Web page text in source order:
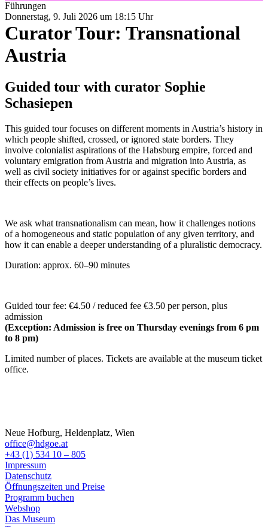
Führungen
Donnerstag, 9. Juli 2026 um 18:15 Uhr
Curator Tour: Transnational
Austria
Guided tour with curator Sophie
Schasiepen
This guided tour focuses on different moments in Austria’s history in
which people shifted, crossed, or ignored state borders. They
involve colonialist aspirations of the Habsburg empire, forced and
voluntary emigration from Austria and migration into Austria, as
well as civil society initiatives for or against specific borders and
their effects on people’s lives.
We ask what transnationalism can mean, how it challenges notions
of a homogeneous and static population of any given territory, and
how it can enable a deeper understanding of a pluralistic democracy.
Duration: approx. 60–90 minutes
Guided tour fee: €4.50 / reduced fee €3.50 per person, plus
admission
(Exception: Admission is free on Thursday evenings from 6 pm
to 8 pm)
Limited number of places. Tickets are available at the museum ticket
office.
Neue Hofburg, Heldenplatz, Wien
office@hdgoe.at
+43 (1) 534 10 – 805
Impressum
Datenschutz
Öffnungszeiten und Preise
Programm buchen
Webshop
Das Museum